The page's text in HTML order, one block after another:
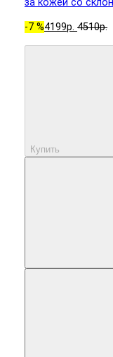
за кожей со
-7 %4199р. 4510р.
Купить